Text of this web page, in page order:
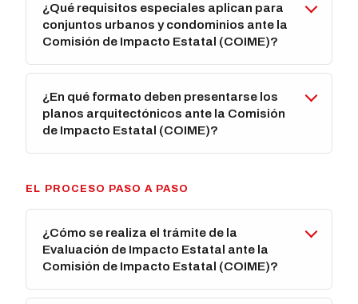
¿Qué requisitos especiales aplican para
conjuntos urbanos y condominios ante la
Comisión de Impacto Estatal (COIME)?
¿En qué formato deben presentarse los
planos arquitectónicos ante la Comisión
de Impacto Estatal (COIME)?
EL PROCESO PASO A PASO
¿Cómo se realiza el trámite de la
Evaluación de Impacto Estatal ante la
Comisión de Impacto Estatal (COIME)?